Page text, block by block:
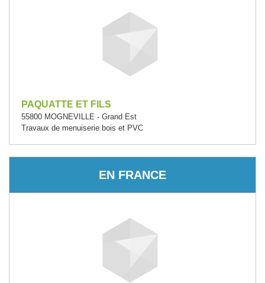
PAQUATTE ET FILS
55800 MOGNEVILLE - Grand Est
Travaux de menuiserie bois et PVC
EN FRANCE